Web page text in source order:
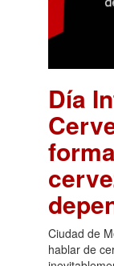
Día
Ciudad de
hablar de